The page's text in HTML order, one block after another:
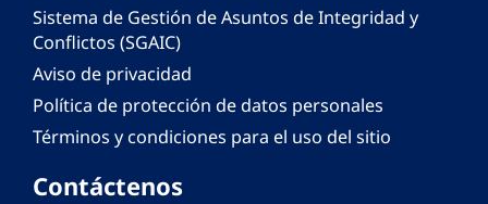
Sistema de Gestión de Asuntos de Integridad y
Conflictos (SGAIC)
Aviso de privacidad
Política de protección de datos personales
Términos y condiciones para el uso del sitio
Contáctenos